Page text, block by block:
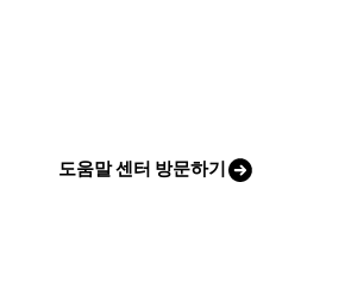
도움말 센터 방문하기